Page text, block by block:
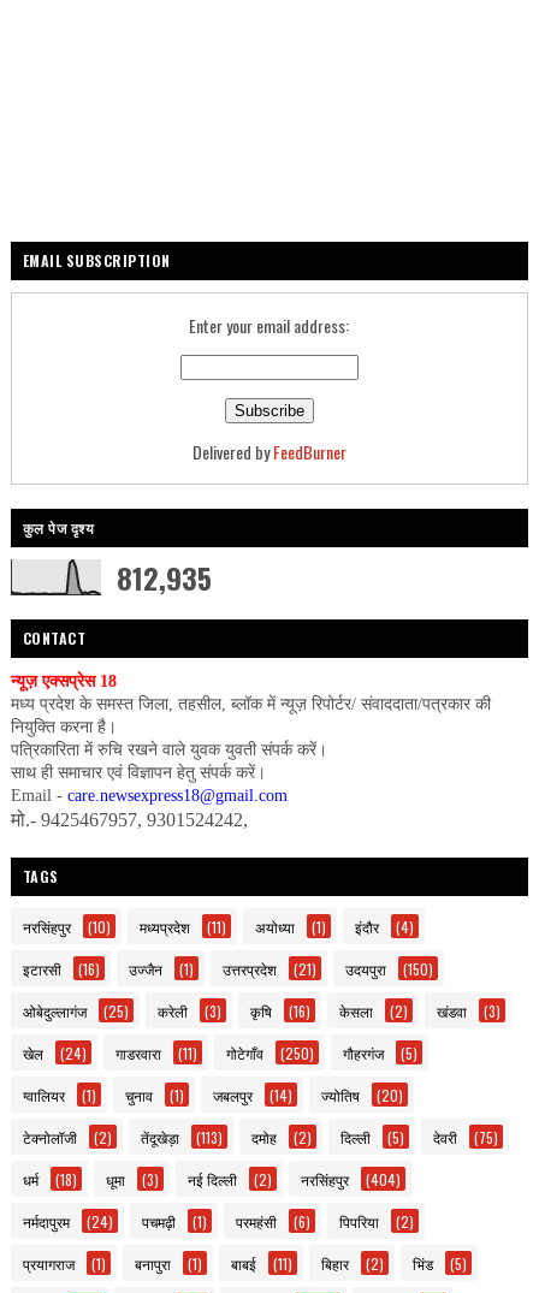
EMAIL SUBSCRIPTION
Enter your email address:
Delivered byFeedBurner
कुल पेज दृश्य
812,935
CONTACT
न्यूज़ एक्सप्रेस 18
मध्य प्रदेश के समस्त जिला, तहसील, ब्लॉक में न्यूज़ रिपोर्टर/ संवाददाता/पत्रकार की
नियुक्ति करना है।
पत्रिकारिता में रुचि रखने वाले युवक युवती संपर्क करें।
साथ ही समाचार एवं विज्ञापन हेतु संपर्क करें।
Email - care.newsexpress18@gmail.com
मो.- 9425467957, 9301524242,
TAGS
नरसिंहपुर (10) मध्यप्रदेश (11) अयोध्या (1) इंदौर (4)
इटारसी (16) उज्जैन (1) उत्तरप्रदेश (21) उदयपुरा (150)
ओबेदुल्लागंज (25) करेली (3) कृषि (16) केसला (2) खंडवा (3)
खेल (24) गाडरवारा (11) गोटेगाँव (250) गौहरगंज (5)
ग्वालियर (1) चुनाव (1) जबलपुर (14) ज्योतिष (20)
टेक्नोलॉजी (2) तेंदूखेड़ा (113) दमोह (2) दिल्ली (5) देवरी (75)
धर्म (18) धूमा (3) नई दिल्ली (2) नरसिंहपुर (404)
नर्मदापुरम (24) पचमढ़ी (1) परमहंसी (6) पिपरिया (2)
प्रयागराज (1) बनापुरा (1) बाबई (11) बिहार (2) भिंड (5)